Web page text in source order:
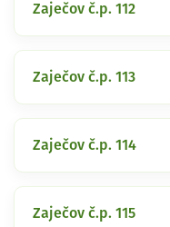
Zaječov č.p. 112
Zaječov č.p. 113
Zaječov č.p. 114
Zaječov č.p. 115